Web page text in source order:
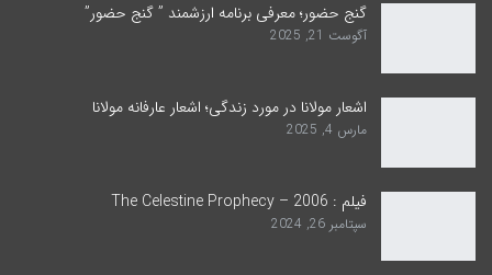
گنج حضور؛ معرفی برنامه ارزشمند ” گنج حضور”
آگوست 21, 2025
اشعار مولانا در مورد زندگی؛ اشعار عارفانه مولانا
مارس 4, 2025
فیلم : The Celestine Prophecy – 2006
سپتامبر 26, 2024